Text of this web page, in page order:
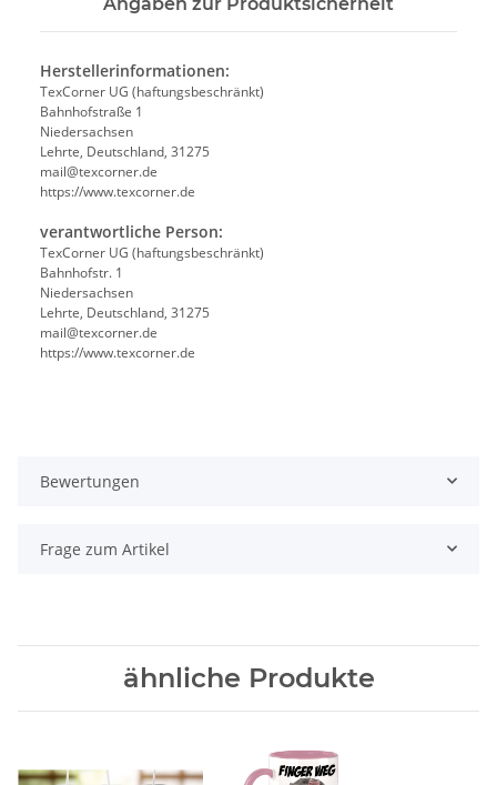
Herstellerinformationen:
TexCorner UG (haftungsbeschränkt)
Bahnhofstraße 1
Niedersachsen
Lehrte, Deutschland, 31275
mail@texcorner.de
https://www.texcorner.de
verantwortliche Person:
TexCorner UG (haftungsbeschränkt)
Bahnhofstr. 1
Niedersachsen
Lehrte, Deutschland, 31275
mail@texcorner.de
https://www.texcorner.de
Bewertungen
Frage zum Artikel
ähnliche Produkte